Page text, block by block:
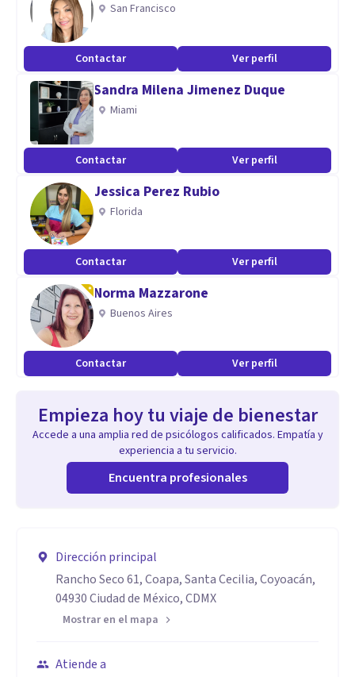
San Francisco
Contactar Ver perfil
Sandra Milena Jimenez Duque
Miami
Contactar Ver perfil
Jessica Perez Rubio
Florida
Contactar Ver perfil
Norma Mazzarone
Buenos Aires
Contactar Ver perfil
Empieza hoy tu viaje de bienestar
Accede a una amplia red de psicólogos calificados. Empatía y
experiencia a tu servicio.
Encuentra profesionales
Dirección principal
Rancho Seco 61, Coapa, Santa Cecilia, Coyoacán,
04930 Ciudad de México, CDMX
Mostrar en el mapa
Atiende a